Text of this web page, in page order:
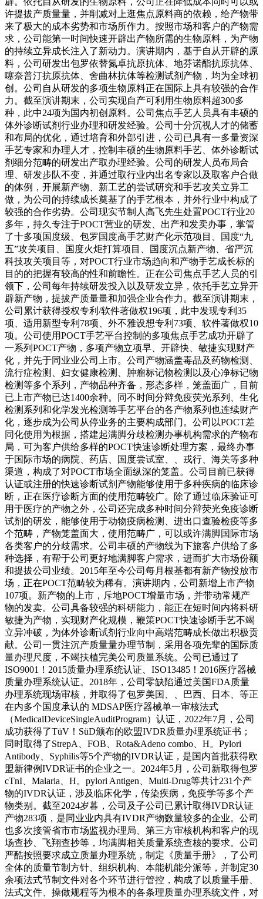
许提拔产质量量，并削减对上逛焦点原料商的依赖，给产物带
来了极大的成本劣势和市场所作力。按照市场和客户的产物需
求，公司能第一时间快速开辟出产物所需的生物原料，为产物
的持续立异成长注入了新动力。演讲期内，基于自从开辟的原
料，公司研发出包罗依替氮卓抗原抗体、地芬诺酯抗原抗体、
噻奈普汀抗原抗体、舍曲林抗体等检测试剂产物，均为全球初
创。公司自从研发的多项生物原料正在国际上具有较强的合作
力。截至演讲期末，公司实现自产可利用生物原料超300多
种，此中24项为国内初创原料。公司焦点手艺人员具有丰硕的
体外诊断试剂行业办理和研发经验。公司十分沉视人才的储蓄
和布局的优化，通过培育和外部引进，公司已具有一多量资深
手艺专家和办理人才，控制丰硕的生物原料手艺、体外诊断试
剂细分范畴的研发出产取办理经验。公司的研发人员布局合
理、研发步队不变，并通过取行业内出名专家以及取客户合做
的体例，开展新产物、新工艺的尝试研究和手艺攻关立异工
做，为公司的持续成长奠基了的手艺根本，并外行业中构成了
较强的合作劣势。公司现实节制人高飞先生处置POCT行业20
多年，持久专注于POCT营业的研发、出产和发卖办事，掌管
了十多项国度级、包罗国度高手艺财产化示范项目、国度“九
五”攻关项目、国度火炬打算项目、国度沉点新产物、省严沉
科技攻关项目等，对POCT行业市场趋向和产物手艺成长标的
目的的把握有较高的性和前瞻性。正在公司焦点手艺人员的引
领下，公司每年持续研发投入以及研发立异，依托手艺立异开
辟新产物，提拔产质量量和加强企业合作力。截至演讲期末，
公司累计获得授权专利/软件著做权196项，此中发现专利35
项、适用新型专利78项、外不雅设想专利73项、软件著做权10
项。公司使用POCT手艺平台控制的多项焦点手艺成功开辟了
一系列POCT产物，多项产物立项早、开辟快、敏捷实现财产
化，并先于同业业公司上市。公司产物涵盖毒品及药物检测、
流行症检测、妇女健康检测、肿瘤标记物检测以及心净标记物
检测等多个系列，产物品种齐备，形态多样，笼盖面广，目前
已上市产物已达1400余种。同不时间分辩免疫荧光系列、生化
检测系列和化学发光检测等手艺平台的各产物系列也连续财产
化，逐步成为公司从停业务的主要构成部门。公司以POCT差
同化使用为根据，搭建起满脚分歧检测办事机构需求的产物布
局，可为客户供给多样的POCT快速诊断处理方案，最终办事
于国际市场的病院、药店、国度尝试室、、戎行、海关等多种
渠道，构成了对POCT市场全面纵深的笼盖。公司目前已获得
认证或注册的快速诊断试剂产物能够使用于多种疾病的临床诊
断，正在医疗诊断方面的使用范畴较广。除了通过临床验证可
用于医疗的产物之外，公司还完成多种时间分辩荧光免疫诊断
试剂的研发，能够使用于动物疫病检测、进出口查验检疫等多
个范畴，产物笼盖面大，使用范畴广，可以或许满脚国际市场
各类客户的分歧需求。公司丰硕的产物线为下旅客户供给了多
种选择，有帮于公司更好地满脚客户需求，进而扩大市场份额
和提拔公司业绩。2015年至今公司每月根基都有新产物投放市
场，正在POCT范畴较为稀有。演讲期内，公司新增上市产物
107项。新产物的上市，斥地POCT增量市场，并带动常规产
物的发卖。公司具备较强的科研能力，能正在短时间内将科研
敏捷为产物，实现财产化规模，鞭策POCT快速诊断手艺不竭
立异冲破，为体外诊断试剂行业向中高端范畴成长做出积极贡
献。公司一贯注沉产质量量办理节制，采用各项先辈的国际质
量办理尺度，不竭扶植完美公司质量系统。公司已通过了
ISO9001！2015质量办理系统认证、ISO13485！2016医疗器械
质量办理系统认证。2018年，公司零缺陷通过美国FDA质量
办理系统现场审核，并取得了包罗美国、、巴西、日本、等正
在内多个国度承认的 MDSAP医疗器械单一审核法式
（MedicalDeviceSingleAuditProgram）认证，2022年7月，公司
成功获得了TüV！SüD颁布的欧盟IVDR质量办理系统证书；
同时取得了StrepA、FOB、Rota&Adeno combo、H。Pylori
Antibody、Syphilis等5个产物的IVDR认证，是国内首批获得欧
盟新律例IVDR证书的企业之一。2024年5月，公司新取得包罗
cTnI、Malaria、H。pylori Antigen、Multi-Drug等共计231个产
物的IVDR认证，涉及临床化学，传染疾病，免疫学等多个产
物类别。截至2024岁暮，公司及子公司已累计取得IVDR认证
产物283项，是同业业内具有IVDR产物数量较多的企业。公司
也多次接管省市市场监视办理局、第三方审核机构和客户的现
场查抄、飞翔查抄等，均满脚相关质量系统查核的要求。公司
严酷按照要求成立质量办理系统，制定《质量手册》，了公司
全体的质量节制方针、组织机构、本能机能分派等，并制定30
余项法式节制文件对各个环节进行管控，构成了以质量手册、
法式文件、操做规程等为根本的各条理质量办理系统文件，对